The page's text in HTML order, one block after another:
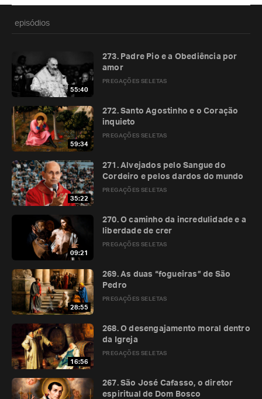
episódios
55:40
PREGAÇÕES SELETAS
273. Padre Pio e a Obediência por
amor
59:34
PREGAÇÕES SELETAS
272. Santo Agostinho e o Coração
inquieto
35:22
PREGAÇÕES SELETAS
271. Alvejados pelo Sangue do
Cordeiro e pelos dardos do mundo
09:21
PREGAÇÕES SELETAS
270. O caminho da incredulidade e a
liberdade de crer
28:55
PREGAÇÕES SELETAS
269. As duas “fogueiras” de São
Pedro
16:56
PREGAÇÕES SELETAS
268. O desengajamento moral dentro
da Igreja
267. São José Cafasso, o diretor
espiritual de Dom Bosco